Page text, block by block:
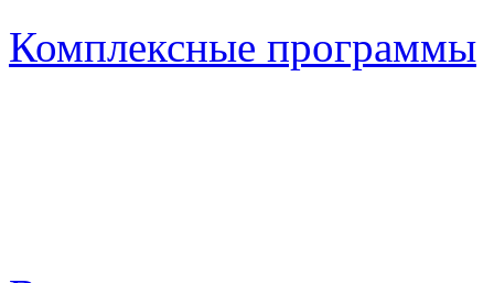
Комплексные программы